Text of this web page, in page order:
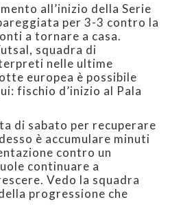
all’inizio della Serie
per 3-3 contro la
a tornare a casa.
squadra di
nelle ultime
europea è possibile
fischio d’inizio al Pala
di sabato per recuperare
è accumulare minuti
contro un
continuare a
Vedo la squadra
progressione che